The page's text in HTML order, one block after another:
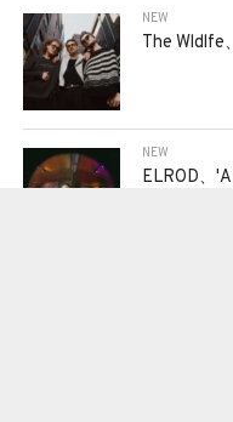
NEW
The Wldlfe
NEW
ELROD、